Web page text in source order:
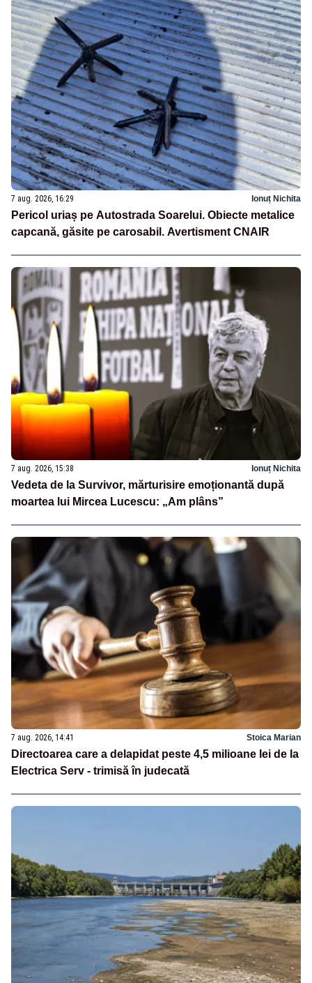
7 aug. 2026, 16:29 Ionuț Nichita
Pericol uriaș pe Autostrada Soarelui. Obiecte metalice
capcană, găsite pe carosabil. Avertisment CNAIR
7 aug. 2026, 15:38 Ionuț Nichita
Vedeta de la Survivor, mărturisire emoționantă după
moartea lui Mircea Lucescu: „Am plâns”
7 aug. 2026, 14:41 Stoica Marian
Directoarea care a delapidat peste 4,5 milioane lei de la
Electrica Serv - trimisă în judecată